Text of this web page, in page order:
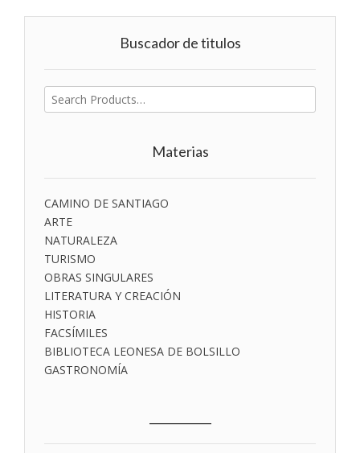
Buscador de titulos
Buscar
por:
Materias
CAMINO DE SANTIAGO
ARTE
NATURALEZA
TURISMO
OBRAS SINGULARES
LITERATURA Y CREACIÓN
HISTORIA
FACSÍMILES
BIBLIOTECA LEONESA DE BOLSILLO
GASTRONOMÍA